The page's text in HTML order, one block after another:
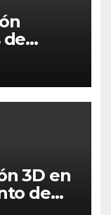
de
de
3D en
de